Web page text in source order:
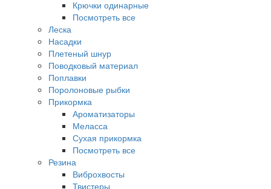
Крючки одинарные
Посмотреть все
Леска
Насадки
Плетеный шнур
Поводковый материал
Поплавки
Поролоновые рыбки
Прикормка
Ароматизаторы
Меласса
Сухая прикормка
Посмотреть все
Резина
Виброхвосты
Твистеры